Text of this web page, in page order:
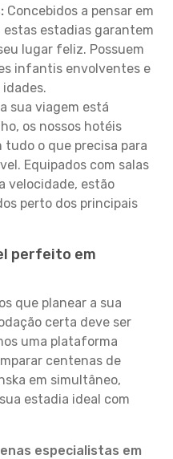
Concebidos a pensar em
estadias garantem
lugar feliz. Possuem
infantis envolventes e
sua viagem está
os nossos hotéis
o que precisa para
Equipados com salas
velocidade, estão
perto dos principais
perfeito em
que planear a sua
certa deve ser
uma plataforma
centenas de
em simultâneo,
estadia ideal com
especialistas em